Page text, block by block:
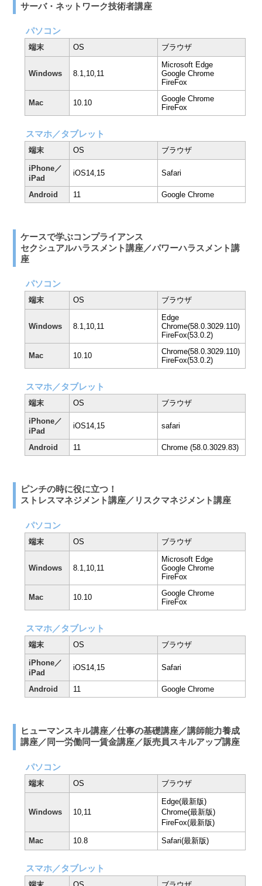
サーバ・ネットワーク技術者講座
パソコン
端末 OS ブラウザ
Windows 8.1,10,11
Microsoft Edge
Google Chrome
FireFox
Mac 10.10
Google Chrome
FireFox
スマホ／タブレット
端末 OS ブラウザ
iPhone／
iPad
iOS14,15 Safari
Android 11 Google Chrome
ケースで学ぶコンプライアンス
セクシュアルハラスメント講座／パワーハラスメント講
座
パソコン
端末 OS ブラウザ
Windows 8.1,10,11
Edge
Chrome(58.0.3029.110)
FireFox(53.0.2)
Mac 10.10
Chrome(58.0.3029.110)
FireFox(53.0.2)
スマホ／タブレット
端末 OS ブラウザ
iPhone／
iPad
iOS14,15 safari
Android 11 Chrome (58.0.3029.83)
ピンチの時に役に立つ！
ストレスマネジメント講座／リスクマネジメント講座
パソコン
端末 OS ブラウザ
Windows 8.1,10,11
Microsoft Edge
Google Chrome
FireFox
Mac 10.10
Google Chrome
FireFox
スマホ／タブレット
端末 OS ブラウザ
iPhone／
iPad
iOS14,15 Safari
Android 11 Google Chrome
ヒューマンスキル講座／仕事の基礎講座／講師能力養成
講座／同一労働同一賃金講座／販売員スキルアップ講座
パソコン
端末 OS ブラウザ
Windows 10,11
Edge(最新版)
Chrome(最新版)
FireFox(最新版)
Mac 10.8 Safari(最新版)
スマホ／タブレット